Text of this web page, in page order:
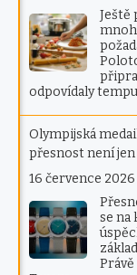
Ještě
odpovídaly
Olympijská
přesnost není
16 července 2026
se na